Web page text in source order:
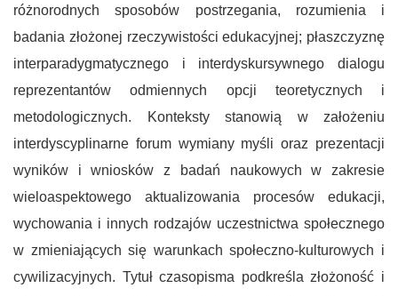
różnorodnych sposobów postrzegania, rozumienia i
badania złożonej rzeczywistości edukacyjnej; płaszczyznę
interparadygmatycznego i interdyskursywnego dialogu
reprezentantów odmiennych opcji teoretycznych i
metodologicznych. Konteksty stanowią w założeniu
interdyscyplinarne forum wymiany myśli oraz prezentacji
wyników i wniosków z badań naukowych w zakresie
wieloaspektowego aktualizowania procesów edukacji,
wychowania i innych rodzajów uczestnictwa społecznego
w zmieniających się warunkach społeczno-kulturowych i
cywilizacyjnych. Tytuł czasopisma podkreśla złożoność i